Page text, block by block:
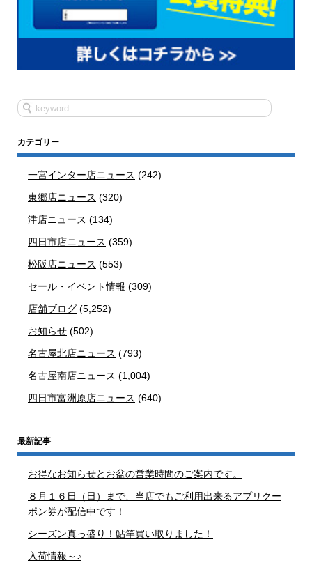
カテゴリー
一宮インター店ニュース (242)
東郷店ニュース (320)
津店ニュース (134)
四日市店ニュース (359)
松阪店ニュース (553)
セール・イベント情報 (309)
店舗ブログ (5,252)
お知らせ (502)
名古屋北店ニュース (793)
名古屋南店ニュース (1,004)
四日市富洲原店ニュース (640)
最新記事
お得なお知らせとお盆の営業時間のご案内です。
８月１６日（日）まで、当店でもご利用出来るアプリクー
ポン券が配信中です！
シーズン真っ盛り！鮎竿買い取りました！
入荷情報～♪